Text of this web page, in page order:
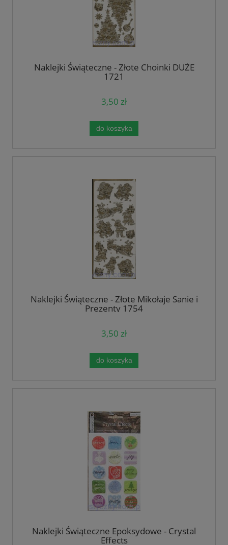
Naklejki Świąteczne - Złote Choinki DUŻE
1721
3,50 zł
do koszyka
Naklejki Świąteczne - Złote Mikołaje Sanie i
Prezenty 1754
3,50 zł
do koszyka
Naklejki Świąteczne Epoksydowe - Crystal
Effects